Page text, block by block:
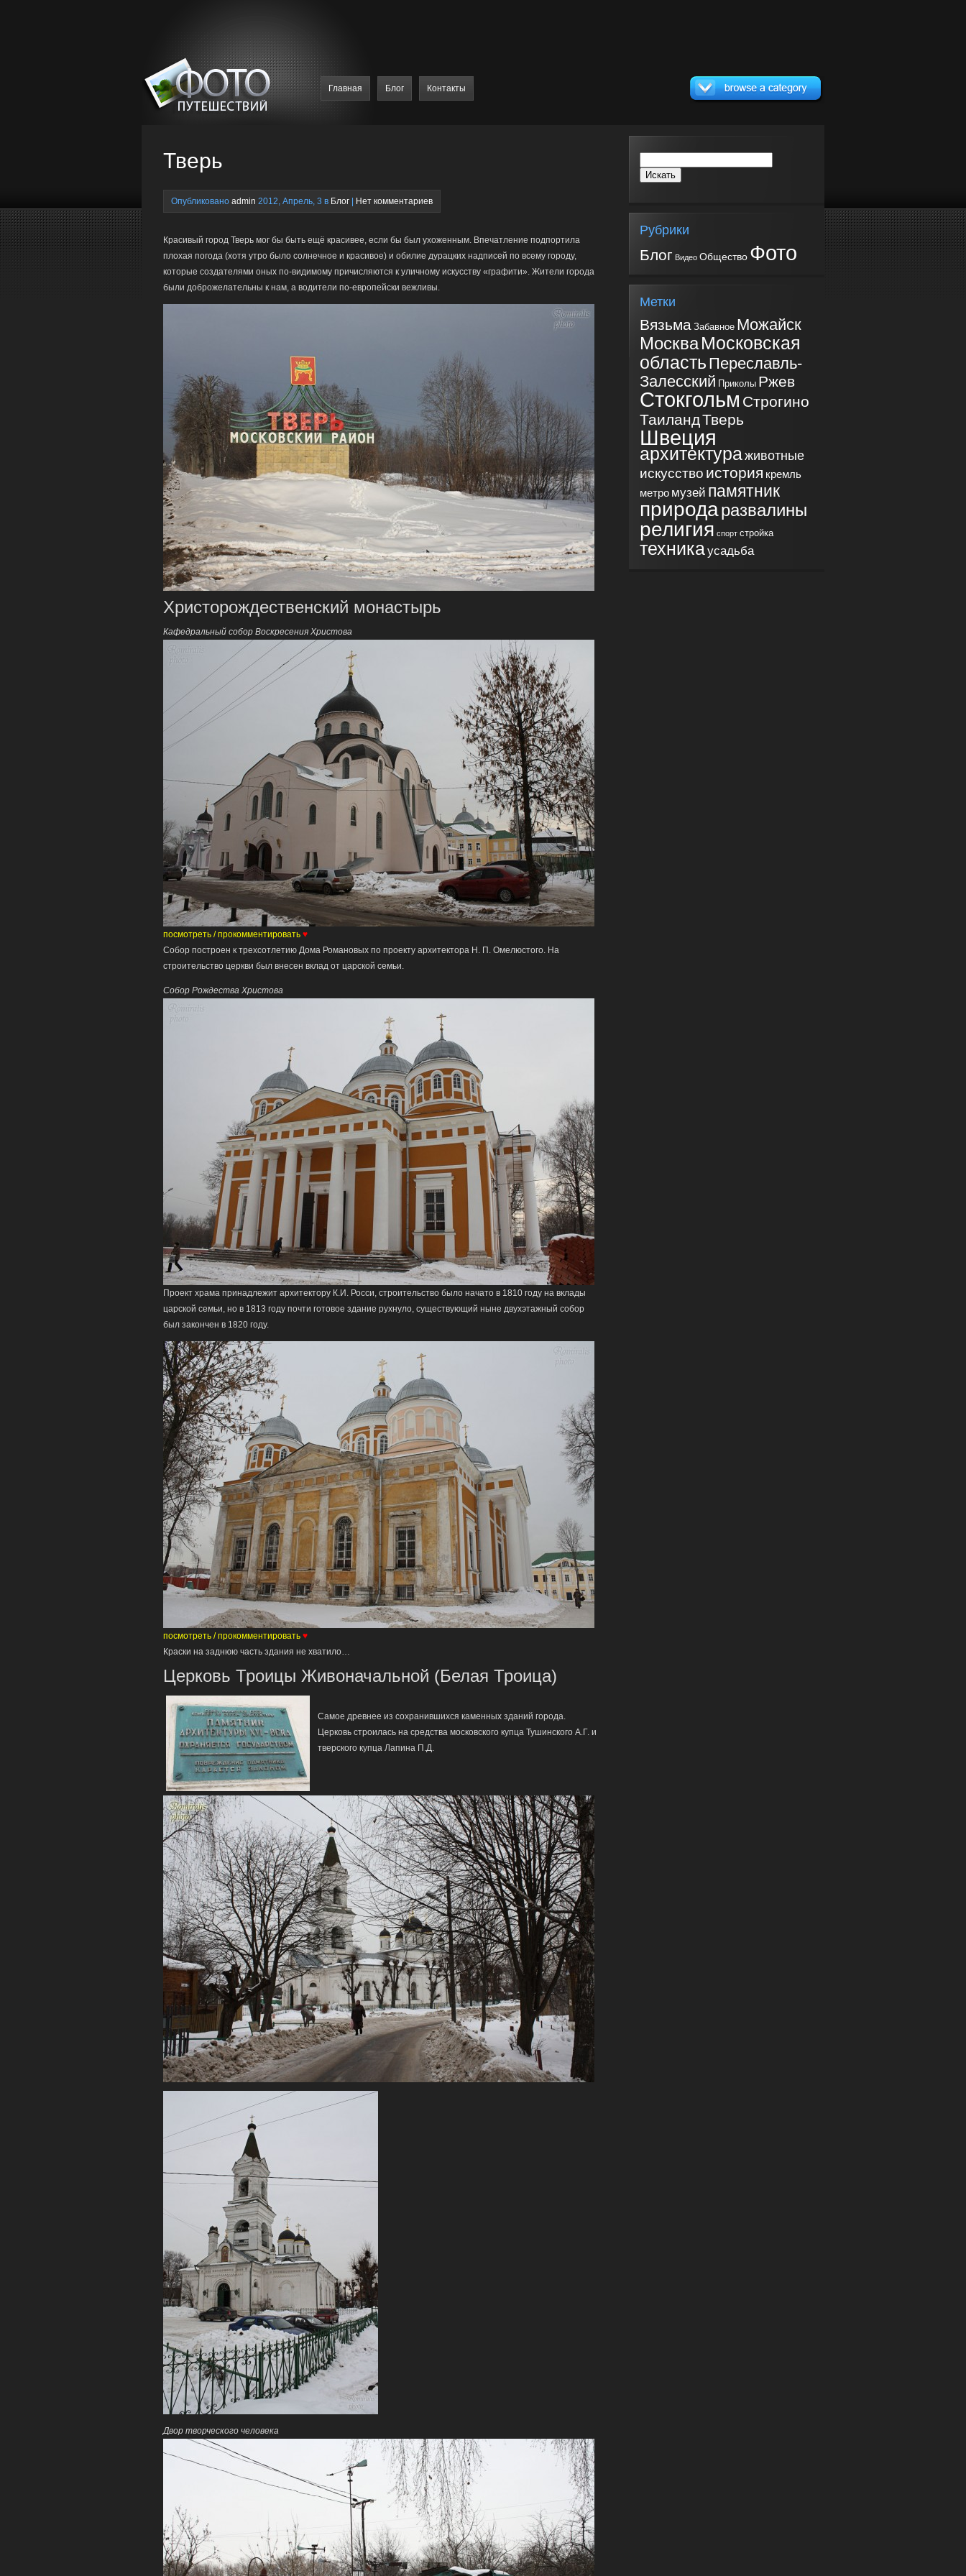
Главная Блог Контакты
Тверь
Опубликовано admin 2012, Апрель, 3 в Блог Нет комментариев
Красивый город Тверь мог бы быть ещё красивее, если бы был ухоженным. Впечатление подпортила
плохая погода (хотя утро было солнечное и красивое) и обилие дурацких надписей по всему городу,
которые создателями оных по-видимому причисляются к уличному искусству «графити». Жители города
были доброжелательны к нам, а водители по-европейски вежливы.
Христорождественский монастырь
Кафедральный собор Воскресения Христова
посмотреть / прокомментировать ♥
Cобор построен к трехсотлетию Дома Романовых по проекту архитектора Н. П. Омелюстого. На
строительство церкви был внесен вклад от царской семьи.
Собор Рождества Христова
Проект храма принадлежит архитектору К.И. Росси, строительство было начато в 1810 году на вклады
царской семьи, но в 1813 году почти готовое здание рухнуло, существующий ныне двухэтажный собор
был закончен в 1820 году.
посмотреть / прокомментировать ♥
Краски на заднюю часть здания не хватило…
Церковь Троицы Живоначальной (Белая Троица)
Самое древнее из сохранившихся каменных зданий города.
Церковь строилась на средства московского купца Тушинского А.Г. и
тверского купца Лапина П.Д.
Двор творческого человека
Рубрики
Блог Видео Общество Фото
Метки
Вязьма Забавное Можайск
МоскваМосковская
область Переславль-
Залесский Приколы Ржев
Стокгольм Строгино
ТаиландТверь
Швеция
архитектураживотные
искусство история кремль
метро музей памятник
природаразвалины
религия спорт стройка
техникаусадьба